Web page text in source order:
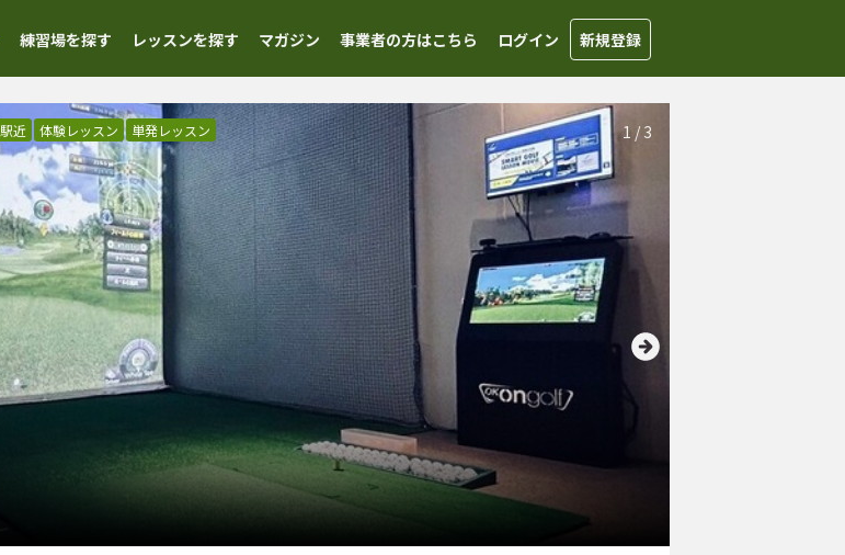
練習場を探す レッスンを探す マガジン 事業者の方はこちら ログイン 新規登録
1 / 3
駅近 体験レッスン 単発レッスン